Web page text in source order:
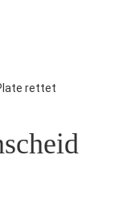
rettet